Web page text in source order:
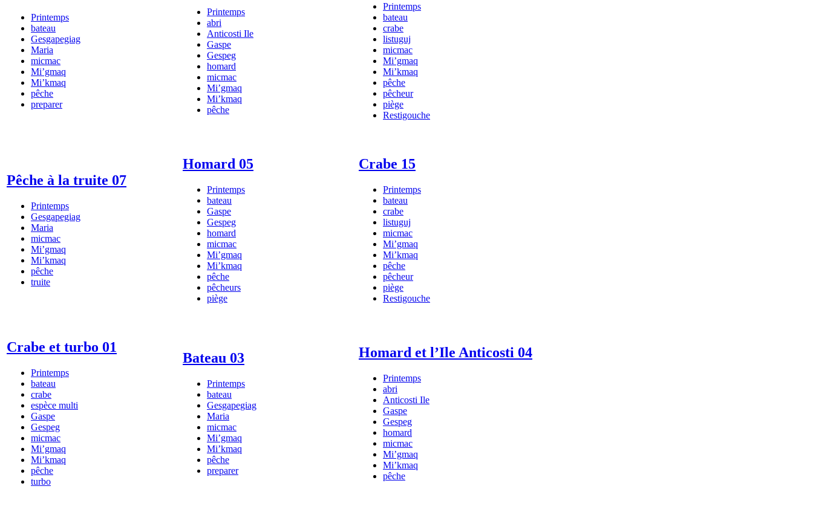
Printemps
bateau
Gesgapegiag
Maria
micmac
Mi’gmaq
Mi’kmaq
pêche
preparer
Printemps
abri
Anticosti Ile
Gaspe
Gespeg
homard
micmac
Mi’gmaq
Mi’kmaq
pêche
Printemps
bateau
crabe
listuguj
micmac
Mi’gmaq
Mi’kmaq
pêche
pêcheur
piège
Restigouche
Pêche à la truite 07
Printemps
Gesgapegiag
Maria
micmac
Mi’gmaq
Mi’kmaq
pêche
truite
Homard 05
Printemps
bateau
Gaspe
Gespeg
homard
micmac
Mi’gmaq
Mi’kmaq
pêche
pêcheurs
piège
Crabe 15
Printemps
bateau
crabe
listuguj
micmac
Mi’gmaq
Mi’kmaq
pêche
pêcheur
piège
Restigouche
Crabe et turbo 01
Printemps
bateau
crabe
espèce multi
Gaspe
Gespeg
micmac
Mi’gmaq
Mi’kmaq
pêche
turbo
Bateau 03
Printemps
bateau
Gesgapegiag
Maria
micmac
Mi’gmaq
Mi’kmaq
pêche
preparer
Homard et l’Ile Anticosti 04
Printemps
abri
Anticosti Ile
Gaspe
Gespeg
homard
micmac
Mi’gmaq
Mi’kmaq
pêche